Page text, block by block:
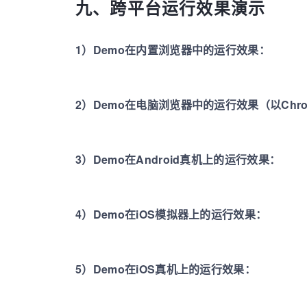
九、跨平台运行效果演示
1）Demo在内置浏览器中的运行效果：
2）Demo在电脑浏览器中的运行效果（以
3）Demo在Android真机上的运行效果：
4）Demo在iOS模拟器上的运行效果：
5）Demo在iOS真机上的运行效果：